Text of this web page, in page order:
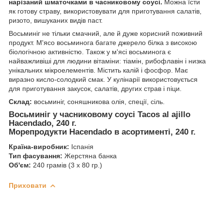
нарізаний шматочками в часниковому соусі. Можна їсти
як готову страву, використовувати для приготування салатів,
ризото, вишуканих видів паст.
Восьминіг не тільки смачний, але й дуже корисний поживний
продукт. М'ясо восьминога багате джерело білка з високою
біологічною активністю. Також у м'ясі восьминога є
найважливіші для людини вітаміни: тіамін, рибофлавін і низка
унікальних мікроелементів. Містить калій і фосфор. Має
виразно кисло-солодкий смак. У кулінарії використовується
для приготування закусок, салатів, других страв і піци.
Склад: восьминіг, соняшникова олія, спеції, сіль.
Восьминіг у часниковому соусі Tacos al ajillo
Hacendado, 240 г.
Морепродукти Hacendado в асортименті, 240 г.
Країна-виробник: Іспанія
Тип фасування: Жерстяна банка
Об'єм: 240 грамів (3 х 80 гр.)
Приховати